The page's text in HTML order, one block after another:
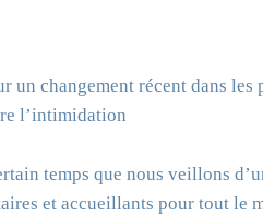
un changement récent dans
l’intimidation
temps que nous veillons
et accueillants pour tout le